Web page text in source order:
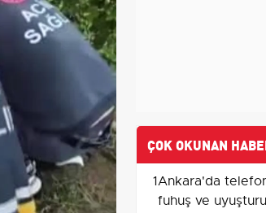
ÇOK OKUNAN
1Ankara'da
fuhuş ve